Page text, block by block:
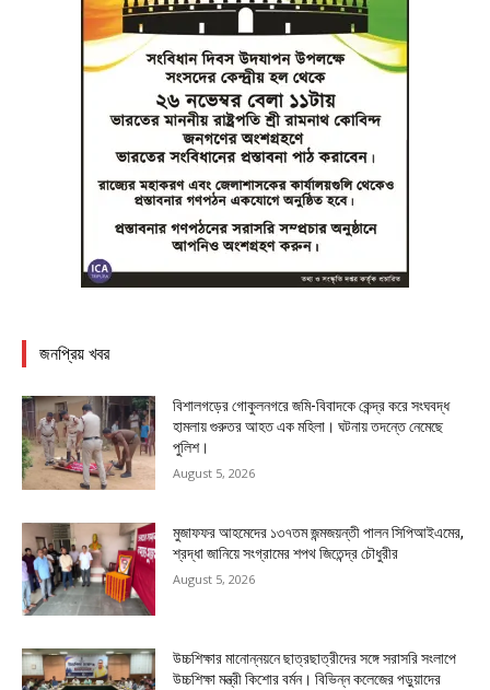
জনপ্রিয় খবর
বিশালগড়ের গোকুলনগরে জমি-বিবাদকে কেন্দ্র করে সংঘবদ্ধ
হামলায় গুরুতর আহত এক মহিলা। ঘটনায় তদন্তে নেমেছে
পুলিশ।
August 5, 2026
মুজাফফর আহমেদের ১৩৭তম জন্মজয়ন্তী পালন সিপিআইএমের,
শ্রদ্ধা জানিয়ে সংগ্রামের শপথ জিতেন্দ্র চৌধুরীর
August 5, 2026
উচ্চশিক্ষার মানোন্নয়নে ছাত্রছাত্রীদের সঙ্গে সরাসরি সংলাপে
উচ্চশিক্ষা মন্ত্রী কিশোর বর্মন। বিভিন্ন কলেজের পড়ুয়াদের